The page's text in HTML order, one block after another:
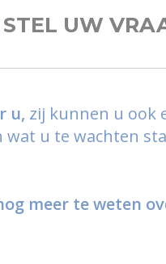
STEL UW
u, zij kunnen u ook
wat u te wachten
meer te weten